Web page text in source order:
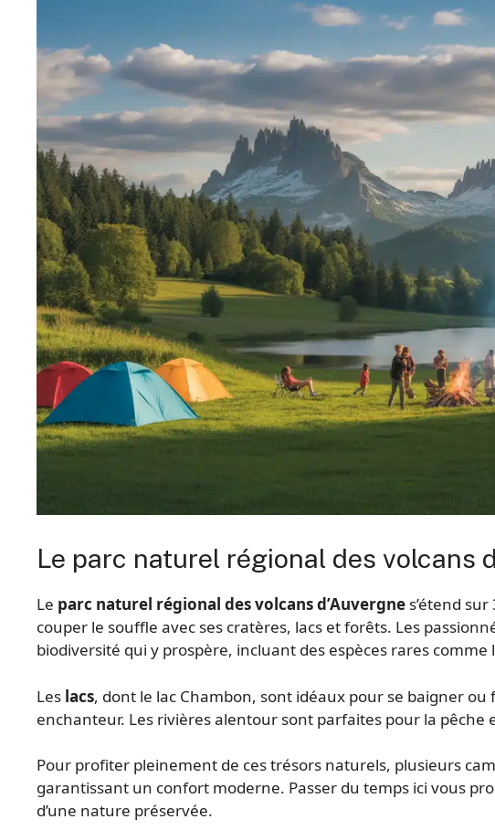
Le parc naturel régional des volcans
Le parc naturel régional des volcans d’Auvergne s’étend
couper le souffle avec ses cratères, lacs et forêts. Les
biodiversité qui y prospère, incluant des espèces rares comme
Les lacs, dont le lac Chambon, sont idéaux pour se baigner
enchanteur. Les rivières alentour sont parfaites pour la pêche
Pour profiter pleinement de ces trésors naturels, plusieurs
garantissant un confort moderne. Passer du temps ici vous
d’une nature préservée.